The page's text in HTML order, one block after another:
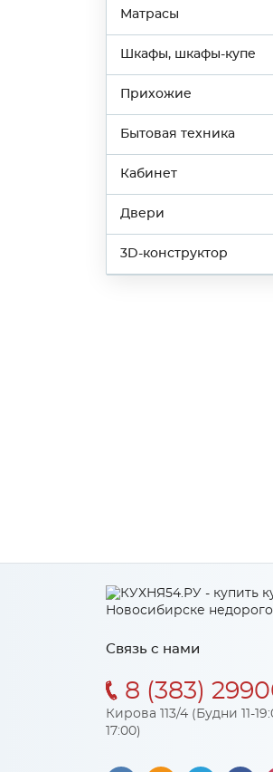
Матрасы
Шкафы, шкафы-купе
Прихожие
Бытовая техника
Кабинет
Двери
3D-конструктор
Связь с нами
8 (383)
Кирова 113/4 (Будни 11-
17:00)